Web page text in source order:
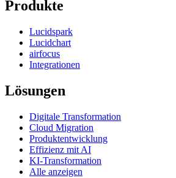
Produkte
Lucidspark
Lucidchart
airfocus
Integrationen
Lösungen
Digitale Transformation
Cloud Migration
Produktentwicklung
Effizienz mit AI
KI-Transformation
Alle anzeigen